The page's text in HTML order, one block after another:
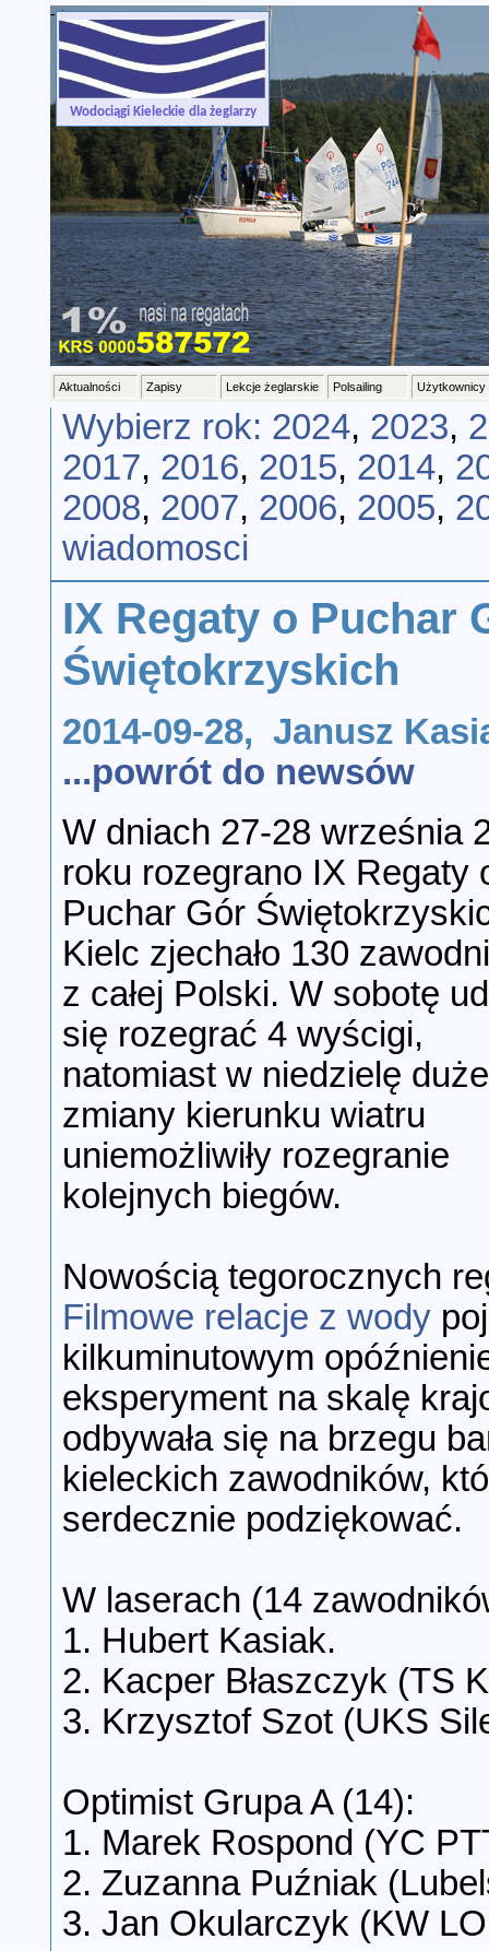
Wodociągi Kieleckie dla żeglarzy
-->
Aktualności Zapisy Lekcje żeglarskie Polsailing Użytkownicy
Wybierz rok: 2024, 2023,
2017, 2016, 2015, 2014,
2008, 2007, 2006, 2005,
wiadomosci
IX Regaty o Puchar
Świętokrzyskich
2014-09-28, Janusz
...powrót do newsów
W dniach 27-28 września
roku rozegrano IX Regaty
Puchar Gór
Kielc zjechało 130
z całej Polski. W sobotę
się rozegrać 4 wyścigi,
natomiast w niedzielę duże
zmiany kierunku wiatru
uniemożliwiły rozegranie
kolejnych biegów.
Nowością tegorocznych
Filmowe relacje z wody
kilkuminutowym
eksperyment na skalę
odbywała się na brzegu
kieleckich zawodników,
serdecznie podziękować.
W laserach (14
1. Hubert Kasiak.
2. Kacper Błaszczyk (TS
3. Krzysztof Szot (UKS
Optimist Grupa A (14):
1. Marek Rospond (YC
2. Zuzanna Puźniak
3. Jan Okularczyk (KW